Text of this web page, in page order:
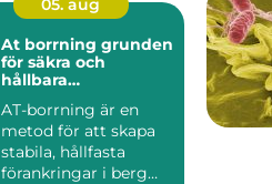
05. aug
At borrning grunden
för säkra och
hållbara
AT-borrning är en
metod för att skapa
stabila, hållfasta
förankringar i berg